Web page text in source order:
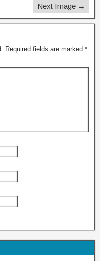
Next Image →
Required fields are marked *